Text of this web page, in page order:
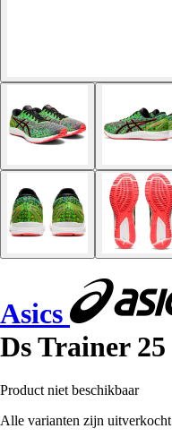
Asics
Ds Trainer 25
Product niet beschikbaar
Alle varianten zijn uitverkocht